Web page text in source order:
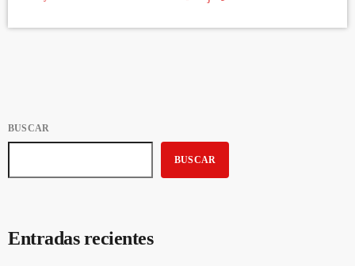
Consultá al 094 227 020 o en el instagram @artgourmetuy Afiliadas/os
BUSCAR
BUSCAR
Entradas recientes